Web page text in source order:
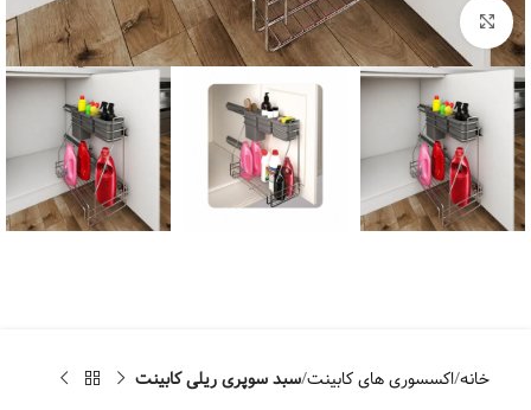
بزرگنمایی تصویر
خانه اکسسوری های کابینت سبد سوپری ریلی کابینت